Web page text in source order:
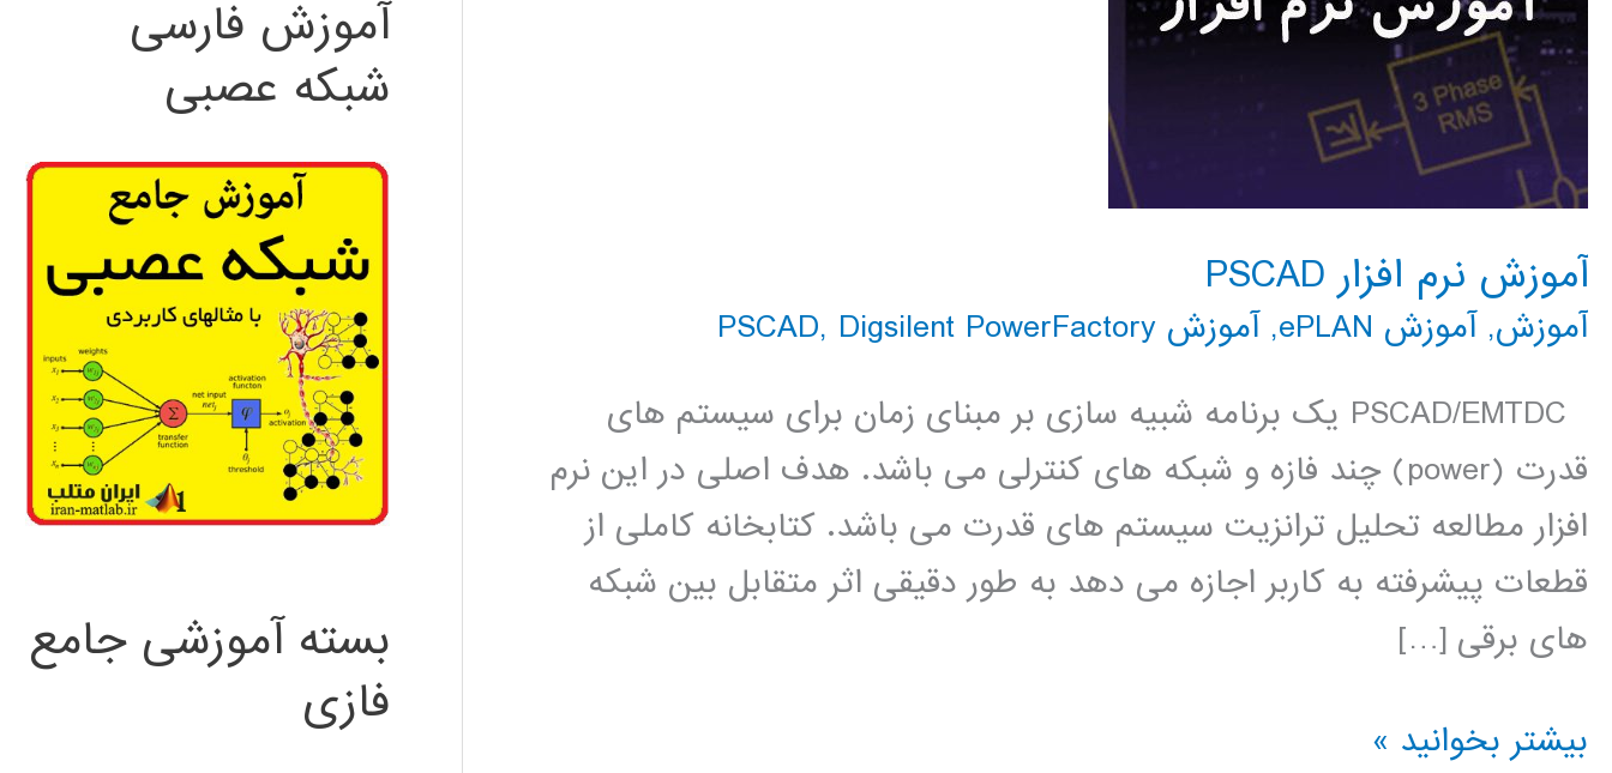
آموزش نرم افزار PSCAD
آموزش,آموزش ePLAN ,آموزش PSCAD , Digsilent PowerFactory
PSCAD/EMTDC یک برنامه شبیه سازی بر مبنای زمان برای سیستم های
قدرت (power) چند فازه و شبکه های کنترلی می باشد. هدف اصلی در این نرم
افزار مطالعه تحلیل ترانزیت سیستم های قدرت می باشد. کتابخانه کاملی از
قطعات پیشرفته به کاربر اجازه می دهد به طور دقیقی اثر متقابل بین شبکه
های برقی […]
آموزش
بیشتر بخوانید »
آموزش فارسی
شبکه عصبی
بسته آموزشی جامع
فازی